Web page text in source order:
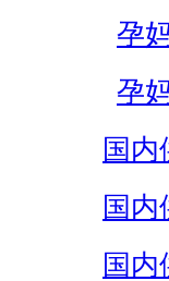
孕
孕
国内
国内
国内